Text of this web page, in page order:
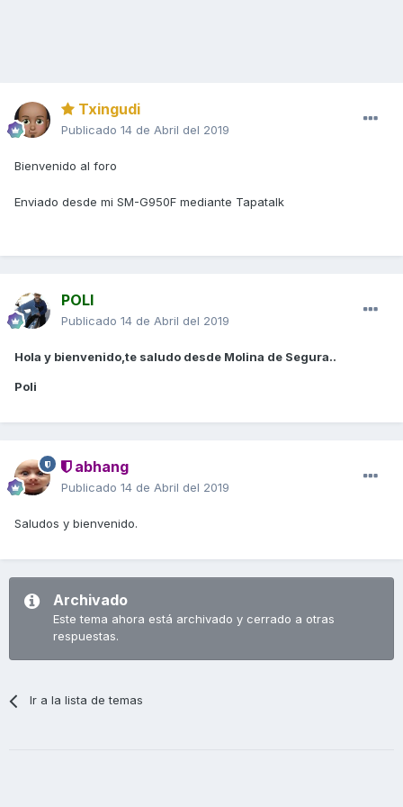
Txingudi
Publicado 14 de Abril del 2019
Bienvenido al foro
Enviado desde mi SM-G950F mediante Tapatalk
POLI
Publicado 14 de Abril del 2019
Hola y bienvenido,te saludo desde Molina de Segura..
Poli
abhang
Publicado 14 de Abril del 2019
Saludos y bienvenido.
Archivado
Este tema ahora está archivado y cerrado a otras
respuestas.
Ir a la lista de temas